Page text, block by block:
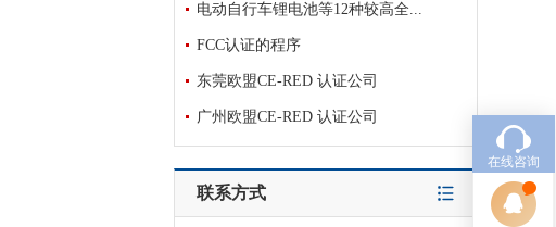
电动自行车锂电池等12种较高全...
FCC认证的程序
东莞欧盟CE-RED 认证公司
广州欧盟CE-RED 认证公司
联系方式
在线咨询